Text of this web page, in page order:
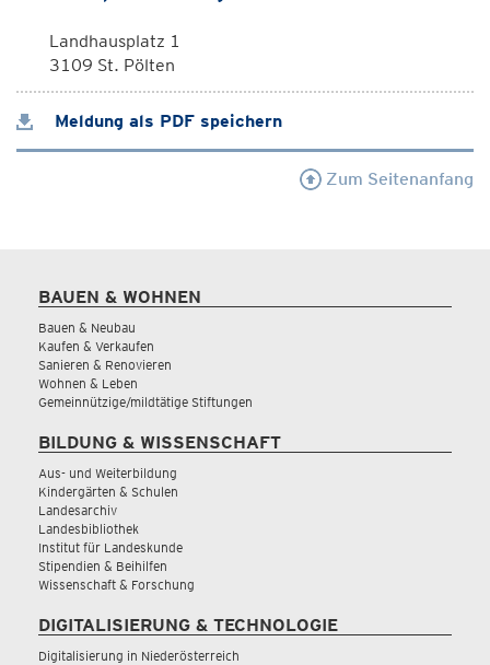
Landhausplatz 1
3109 St. Pölten
Meldung als PDF speichern
Zum Seitenanfang
BAUEN & WOHNEN
Bauen & Neubau
Kaufen & Verkaufen
Sanieren & Renovieren
Wohnen & Leben
Gemeinnützige/mildtätige Stiftungen
BILDUNG & WISSENSCHAFT
Aus- und Weiterbildung
Kindergärten & Schulen
Landesarchiv
Landesbibliothek
Institut für Landeskunde
Stipendien & Beihilfen
Wissenschaft & Forschung
DIGITALISIERUNG & TECHNOLOGIE
Digitalisierung in Niederösterreich